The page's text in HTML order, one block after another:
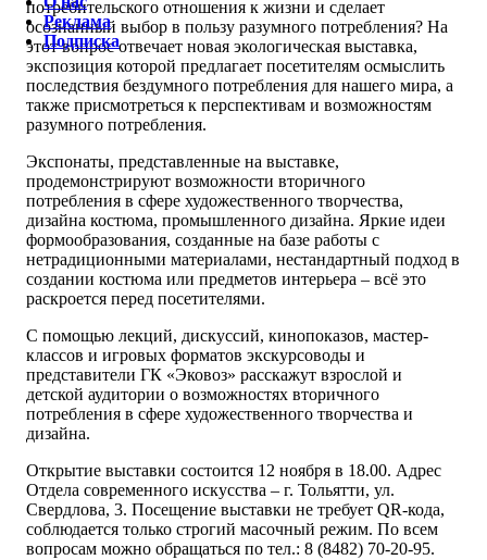
потребительского отношения к жизни и сделает
осознанный выбор в пользу разумного потребления? На
этот вопрос отвечает новая экологическая выставка,
экспозиция которой предлагает посетителям осмыслить
последствия бездумного потребления для нашего мира, а
также присмотреться к перспективам и возможностям
разумного потребления.
Экспонаты, представленные на выставке,
продемонстрируют возможности вторичного
потребления в сфере художественного творчества,
дизайна костюма, промышленного дизайна. Яркие идеи
формообразования, созданные на базе работы с
нетрадиционными материалами, нестандартный подход в
создании костюма или предметов интерьера – всё это
раскроется перед посетителями.
С помощью лекций, дискуссий, кинопоказов, мастер-
классов и игровых форматов экскурсоводы и
представители ГК «Эковоз» расскажут взрослой и
детской аудитории о возможностях вторичного
потребления в сфере художественного творчества и
дизайна.
Открытие выставки состоится 12 ноября в 18.00. Адрес
Отдела современного искусства – г. Тольятти, ул.
Свердлова, 3. Посещение выставки не требует QR-кода,
соблюдается только строгий масочный режим. По всем
вопросам можно обращаться по тел.: 8 (8482) 70-20-95.
Реклама
Подписка